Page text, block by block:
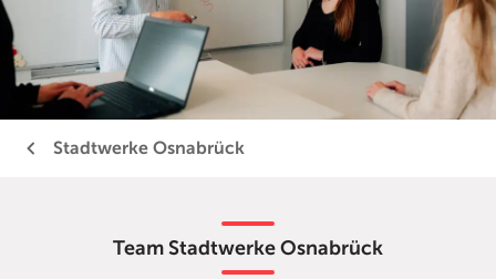
Stadtwerke Osnabrück
Team Stadtwerke Osnabrück